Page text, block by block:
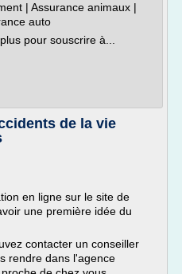
| Assurance animaux |
auto
pour souscrire à...
de la vie
en ligne sur le site de
une première idée du
contacter un conseiller
rendre dans l'agence